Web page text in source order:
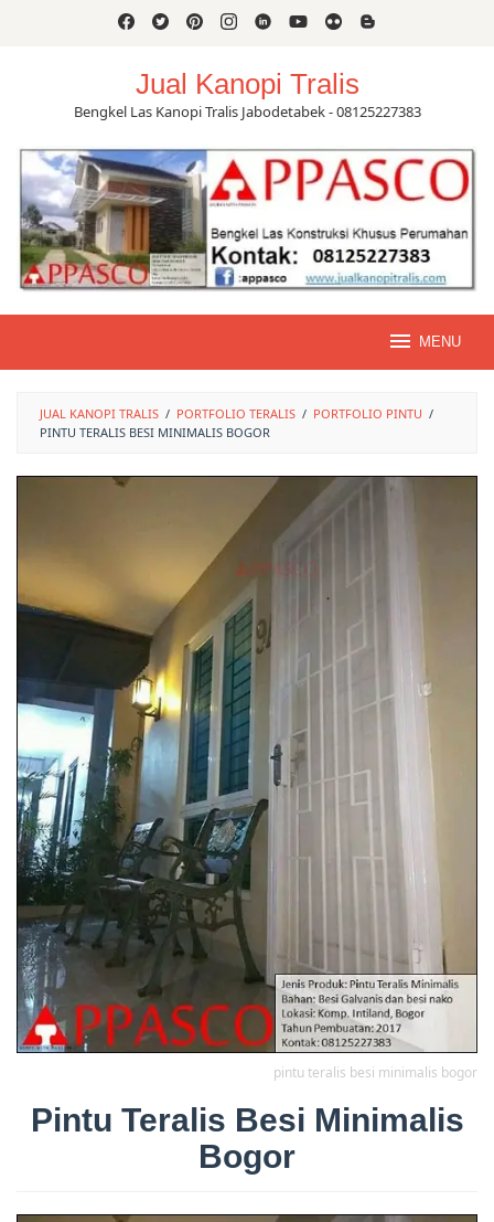
Jual Kanopi Tralis
Bengkel Las Kanopi Tralis Jabodetabek - 08125227383
MENU
JUAL KANOPI TRALIS / PORTFOLIO TERALIS / PORTFOLIO PINTU /
PINTU TERALIS BESI MINIMALIS BOGOR
pintu teralis besi minimalis bogor
Pintu Teralis Besi Minimalis
Bogor